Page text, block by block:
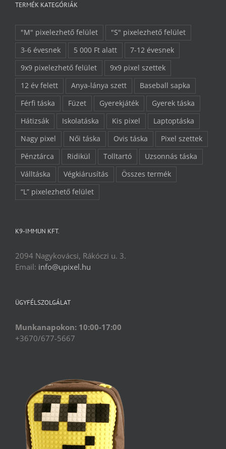
TERMÉK KATEGÓRIÁK
"M" pixelezhető felület
"S" pixelezhető felület
3-6 évesnek
5 000 Ft alatt
7-12 évesnek
9x9 pixelezhető felület
9x9 pixel szettek
12 év felett
Anya-lánya szett
Baseball sapka
Férfi táska
Füzet Gyerekjáték
Gyerek táska
Hátizsák
Iskolatáska Kis pixel
Laptoptáska
Nagy pixel
Női táska Ovis táska
Pixel szettek
Pénztárca
Ridikül Tolltartó
Uzsonnás táska
Válltáska
Végkiárusítás
Összes termék
“L” pixelezhető felület
K9-IMMUN KFT.
2094 Nagykovácsi, Rákóczi u. 3.
Email: info@upixel.hu
ÜGYFÉLSZOLGÁLAT
Munkanapokon: 10:00-17:00
+3670/677-5667